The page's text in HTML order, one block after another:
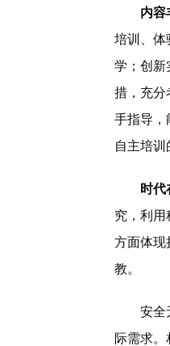
内容
培训、体
学；创新
措，充分
手指导，
自主培训
时
究，利用
方面体现
教。
安全
际需求